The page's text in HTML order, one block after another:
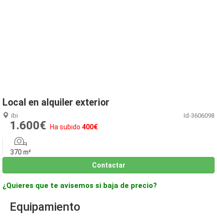
Local en alquiler exterior
ibi Id-3606098
1.600€ Ha subido 400€
370 m²
Contactar
¿Quieres que te avisemos si baja de precio?
Equipamiento